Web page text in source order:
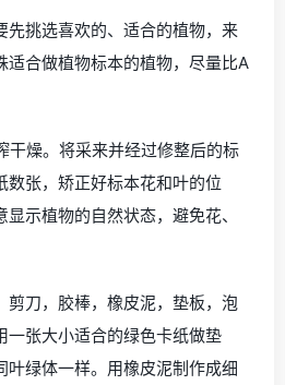
先挑选喜欢的、适合的植物，来
适合做植物标本的植物，尽量比A
干燥。将采来并经过修整后的标
数张，矫正好标本花和叶的位
示植物的自然状态，避免花、
剪刀，胶棒，橡皮泥，垫板，泡
一张大小适合的绿色卡纸做垫
叶绿体一样。用橡皮泥制作成细